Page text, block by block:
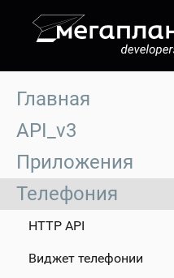
Главная
API_v3
Приложения
Телефония
HTTP API
Виджет телефонии